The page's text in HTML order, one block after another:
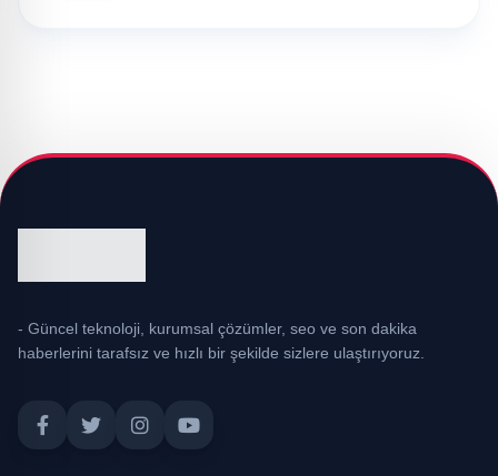
- Güncel teknoloji, kurumsal çözümler, seo ve son dakika
haberlerini tarafsız ve hızlı bir şekilde sizlere ulaştırıyoruz.